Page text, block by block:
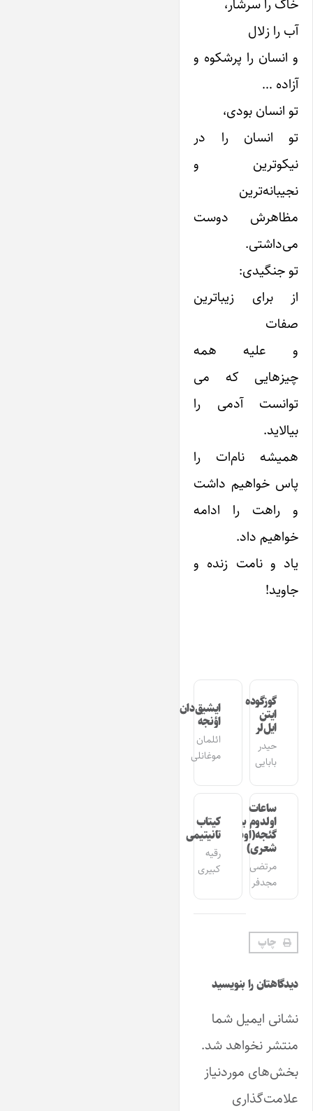
آب را زلال
و انسان را پرشکوه و
آزاده …
تو انسان بودی،
تو انسان را در
نیکوترین و
نجیبانه‌ترین
مظاهرش دوست
می‌داشتی.
تو جنگیدی:
از برای زیباترین
صفات
و علیه همه
چیزهایی که می
توانست آدمی را
بیالاید.
همیشه نام‌ات را
پاس خواهیم داشت
و راهت را ادامه
خواهیم داد.
یاد و نامت زنده و
جاوید!
گوزگوده
ایتن
ایل‌لر
حیدر
بابایی
ایشیق‌دان
اؤنجه
ائلمان
موغانلی
ساعات
اولدوم بیر
گئجه(اوشاق
شعری)
مرتضی
مجدفر
کیتاب
تانیتیمی
رقیه
کبیری
چاپ
دیدگاهتان را بنویسید
نشانی ایمیل شما
منتشر نخواهد شد.
بخش‌های موردنیاز
علامت‌گذاری